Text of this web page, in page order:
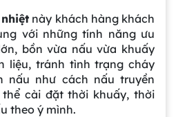
này khách hàng khách
với những tính năng ưu
bồn vừa nấu vừa khuấy
liệu, tránh tình trạng cháy
nấu như cách nấu truyền
cài đặt thời khuấy, thời
theo ý mình.